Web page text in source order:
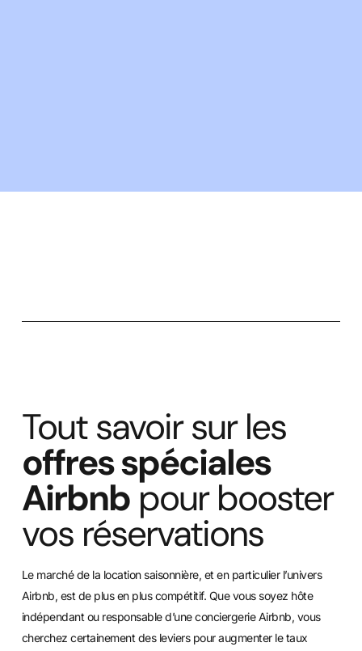
Tout savoir sur les
offres spéciales
Airbnbpour booster
vos réservations
Le marché de la location saisonnière, et en particulier l’univers
Airbnb, est de plus en plus compétitif. Que vous soyez hôte
indépendant ou responsable d’une conciergerie Airbnb, vous
cherchez certainement des leviers pour augmenter le taux